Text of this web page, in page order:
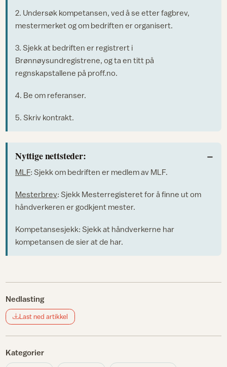
2. Undersøk kompetansen, ved å se etter fagbrev,
mestermerket og om bedriften er organisert.
3. Sjekk at bedriften er registrert i
Brønnøysundregistrene, og ta en titt på
regnskapstallene på proff.no.
4. Be om referanser.
5. Skriv kontrakt.
Nyttige nettsteder:
MLF: Sjekk om bedriften er medlem av MLF.
Mesterbrev: Sjekk Mesterregisteret for å finne ut om
håndverkeren er godkjent mester.
Kompetansesjekk: Sjekk at håndverkerne har
kompetansen de sier at de har.
Nedlasting
Last ned artikkel
Kategorier